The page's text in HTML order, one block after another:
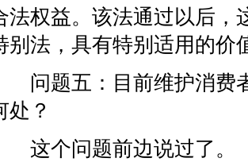
法权益。该法通过以后，
别法，具有特别适用的价
问题五：目前维护消费
处？
这个问题前边说过了。